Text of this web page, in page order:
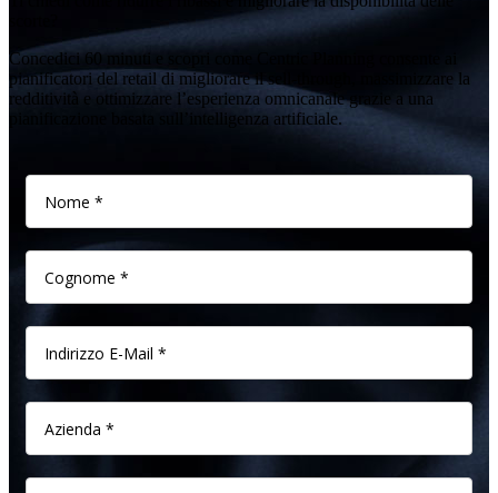
Concedici 60 minuti e scopri come Centric Planning consente ai
pianificatori del retail di migliorare il sell-through, massimizzare la
redditività e ottimizzare l’esperienza omnicanale grazie a una
pianificazione basata sull’intelligenza artificiale.